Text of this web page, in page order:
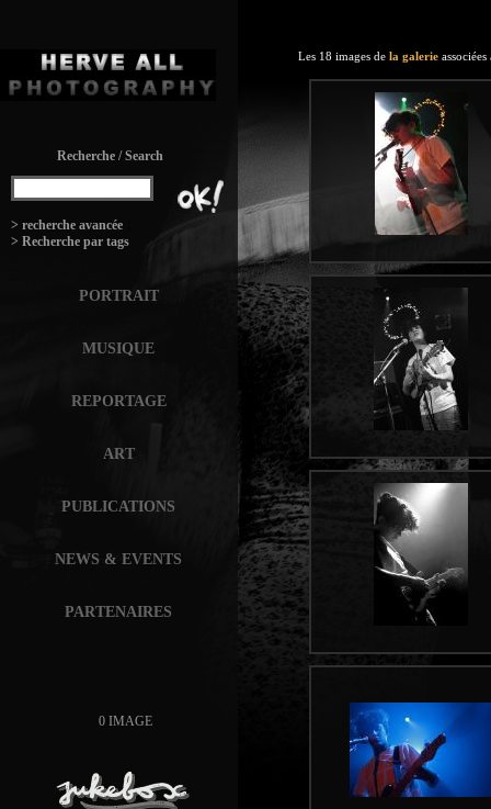
Recherche / Search
> recherche avancée
> Recherche par tags
PORTRAIT
MUSIQUE
REPORTAGE
ART
PUBLICATIONS
NEWS & EVENTS
PARTENAIRES
0 IMAGE
Les 18 images de la galerie